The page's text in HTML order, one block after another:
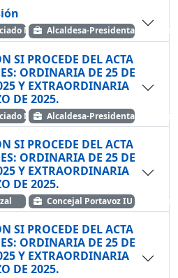
MorenoAlcaldesa-Presidenta —
SI PROCEDE DEL ACTA
ORDINARIA DE 25 DE
Y EXTRAORDINARIA
DE 2025.
MorenoAlcaldesa-Presidenta —
SI PROCEDE DEL ACTA
ORDINARIA DE 25 DE
Y EXTRAORDINARIA
DE 2025.
Concejal Portavoz IU —
SI PROCEDE DEL ACTA
ORDINARIA DE 25 DE
Y EXTRAORDINARIA
DE 2025.